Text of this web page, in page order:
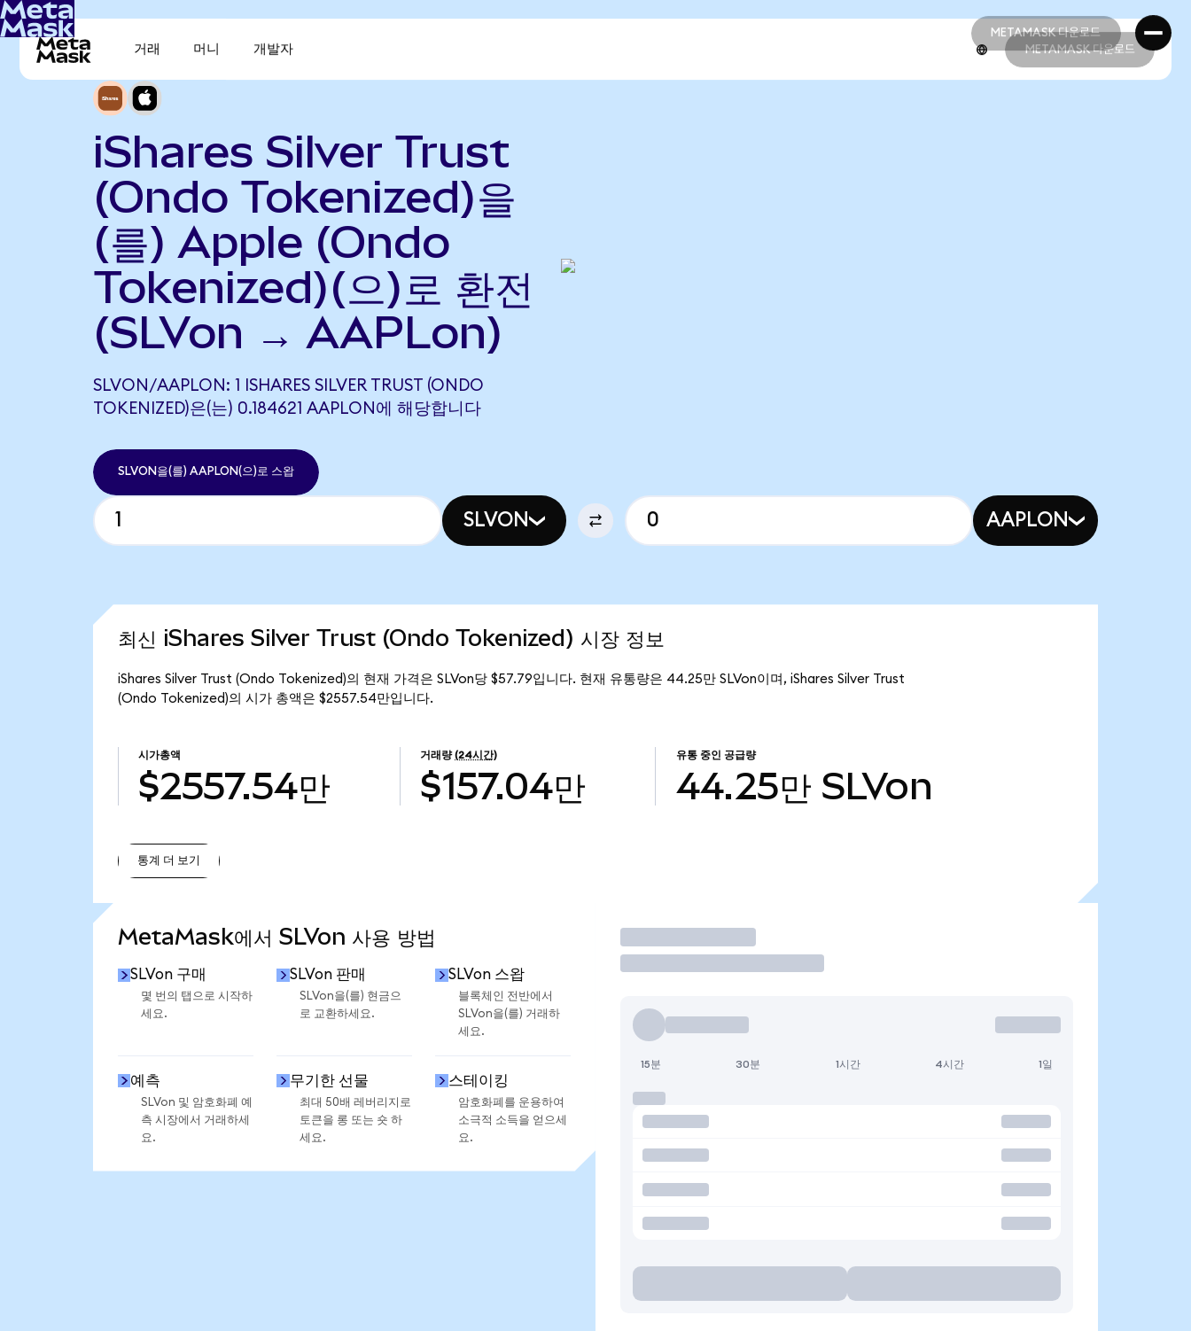
METAMASK 다운로드
METAMASK 다운로드
거래 머니 개발자 METAMASK 다운로드
iShares Silver Trust
(Ondo Tokenized)을
(를) Apple (Ondo
Tokenized)(으)로 환전
(SLVon → AAPLon)
SLVON/AAPLON: 1 ISHARES SILVER TRUST (ONDO
TOKENIZED)은(는) 0.184621 AAPLON에 해당합니다
SLVON을(를) AAPLON(으)로 스왑
SLVON AAPLON
최신 iShares Silver Trust (Ondo Tokenized) 시장 정보
iShares Silver Trust (Ondo Tokenized)의 현재 가격은 SLVon당 $57.79입니다. 현재 유통량은 44.25만 SLVon이며, iShares Silver Trust
(Ondo Tokenized)의 시가 총액은 $2557.54만입니다.
시가총액
$2557.54만
거래량 (24시간)
$157.04만
유통 중인 공급량
44.25만 SLVon
통계 더 보기
MetaMask에서 SLVon 사용 방법
SLVon 구매
몇 번의 탭으로 시작하
세요.
SLVon 판매
SLVon을(를) 현금으
로 교환하세요.
SLVon 스왑
블록체인 전반에서
SLVon을(를) 거래하
세요.
예측
SLVon 및 암호화폐 예
측 시장에서 거래하세
요.
무기한 선물
최대 50배 레버리지로
토큰을 롱 또는 숏 하
세요.
스테이킹
암호화폐를 운용하여
소극적 소득을 얻으세
요.
거래
15분 30분 1시간 4시간 1일